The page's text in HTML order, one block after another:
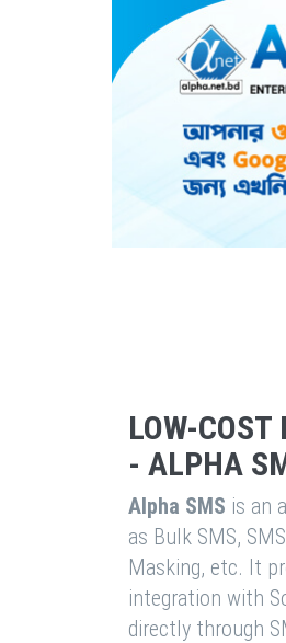
LOW-
- ALPHA
Alpha SMS is an
as Bulk SMS,
Masking, etc. It
integration with
directly through